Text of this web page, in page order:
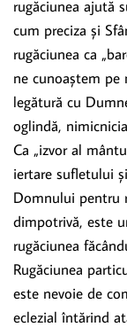
rugăciunea ajută
cum preciza și
rugăciunea ca
ne cunoaștem pe
legătură cu
oglindă,
Ca „izvor al
iertare sufletului
Domnului pentru
dimpotrivă, este
rugăciunea
Rugăciunea
este nevoie de
eclezial întărind